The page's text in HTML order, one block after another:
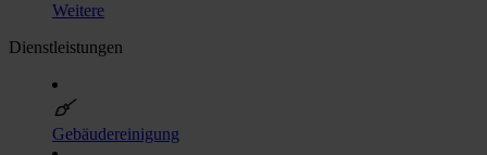
Weitere
Dienstleistungen
Gebäudereinigung